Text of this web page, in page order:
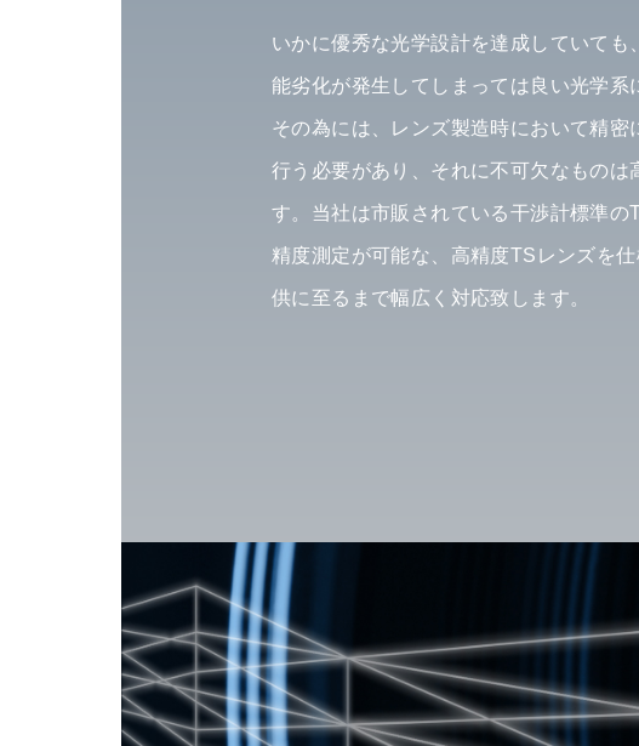
いかに優秀な光学設計を達成していても
能劣化が発生してしまっては良い光学系
その為には、レンズ製造時において精密
行う必要があり、それに不可欠なものは
す。当社は市販されている干渉計標準の
精度測定が可能な、高精度TSレンズを
供に至るまで幅広く対応致します。